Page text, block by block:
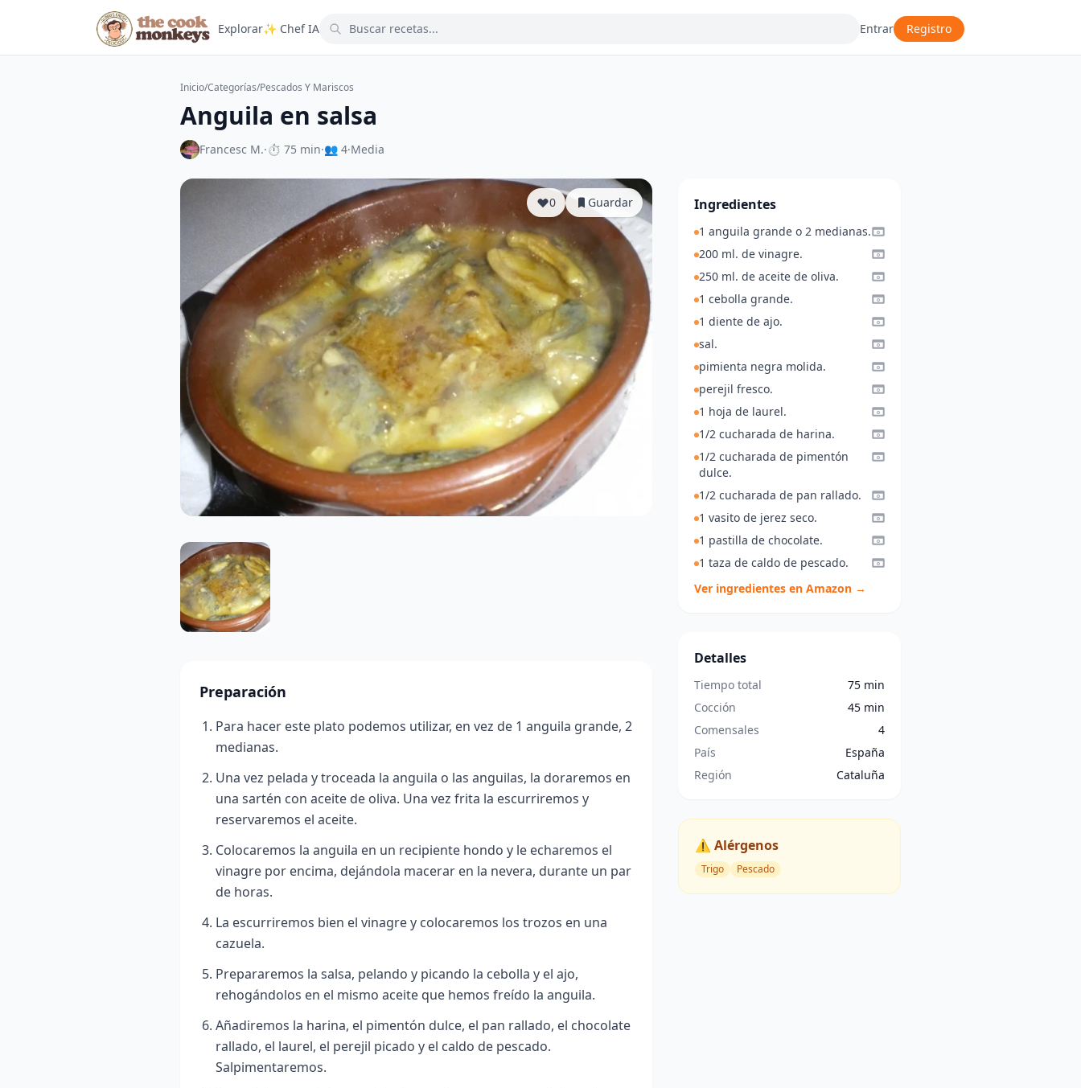
Explorar✨ Chef IA Entrar Registro
Inicio/Categorías/Pescados Y Mariscos
Anguila en salsa
Francesc M.·⏱ 75 min·👥 4·Media
0 Guardar
Preparación
Para hacer este plato podemos utilizar, en vez de 1 anguila grande, 2
medianas.
Una vez pelada y troceada la anguila o las anguilas, la doraremos en
una sartén con aceite de oliva. Una vez frita la escurriremos y
reservaremos el aceite.
Colocaremos la anguila en un recipiente hondo y le echaremos el
vinagre por encima, dejándola macerar en la nevera, durante un par
de horas.
La escurriremos bien el vinagre y colocaremos los trozos en una
cazuela.
Prepararemos la salsa, pelando y picando la cebolla y el ajo,
rehogándolos en el mismo aceite que hemos freído la anguila.
Añadiremos la harina, el pimentón dulce, el pan rallado, el chocolate
rallado, el laurel, el perejil picado y el caldo de pescado.
Salpimentaremos.
Ingredientes
1 anguila grande o 2 medianas.
200 ml. de vinagre.
250 ml. de aceite de oliva.
1 cebolla grande.
1 diente de ajo.
sal.
pimienta negra molida.
perejil fresco.
1 hoja de laurel.
1/2 cucharada de harina.
1/2 cucharada de pimentón
dulce.
1/2 cucharada de pan rallado.
1 vasito de jerez seco.
1 pastilla de chocolate.
1 taza de caldo de pescado.
Ver ingredientes en Amazon →
Detalles
Tiempo total
75 min
Cocción
45 min
Comensales
4
País
España
Región
Cataluña
⚠️ Alérgenos
Trigo Pescado